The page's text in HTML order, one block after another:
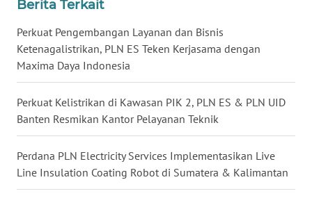
Berita Terkait
Perkuat Pengembangan Layanan dan Bisnis
Ketenagalistrikan, PLN ES Teken Kerjasama dengan
Maxima Daya Indonesia
Perkuat Kelistrikan di Kawasan PIK 2, PLN ES & PLN UID
Banten Resmikan Kantor Pelayanan Teknik
Perdana PLN Electricity Services Implementasikan Live
Line Insulation Coating Robot di Sumatera & Kalimantan
WN
NUSANTARA
WN
JOGJA
WN
JATIM
WN